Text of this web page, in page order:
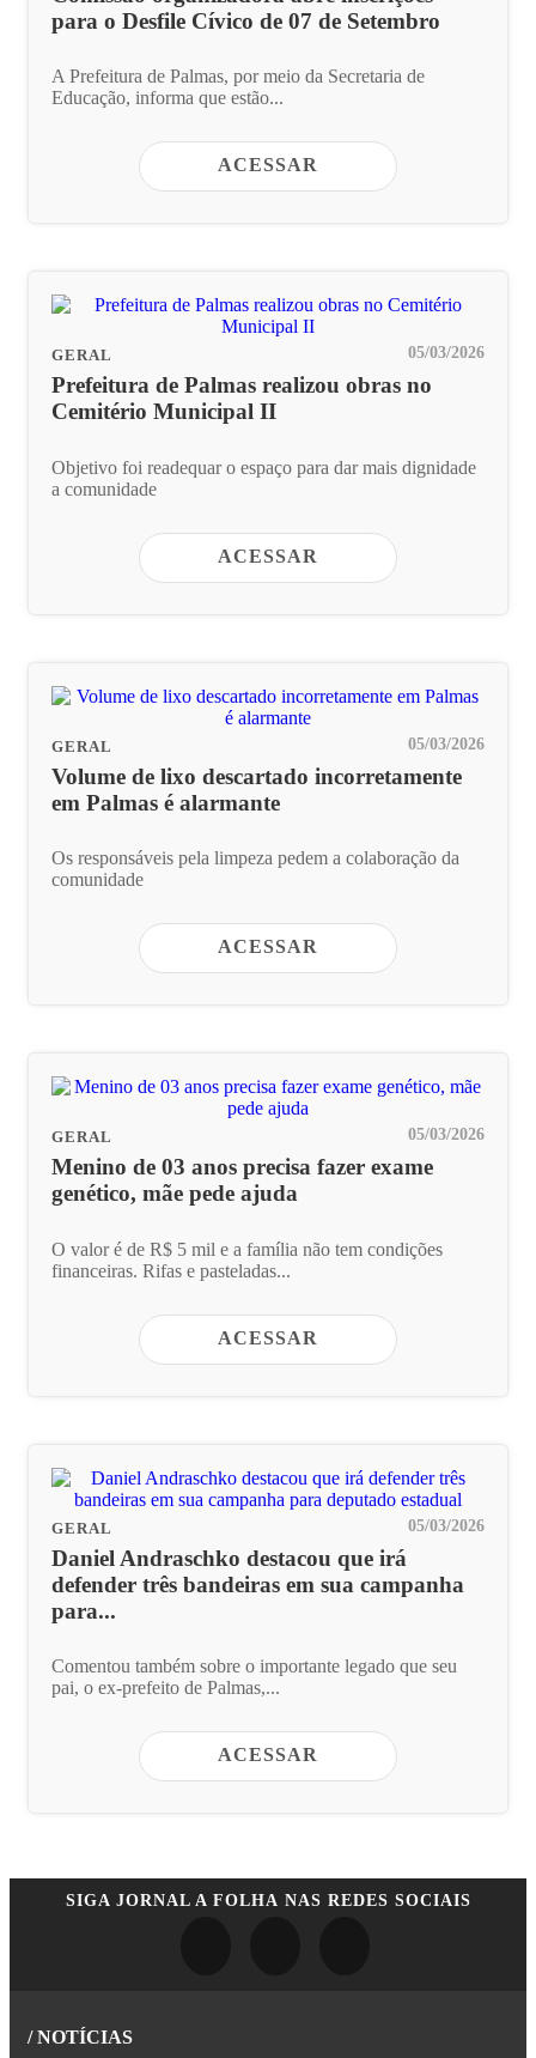
para o Desfile Cívico de 07 de Setembro
A Prefeitura de Palmas, por meio da Secretaria de
Educação, informa que estão...
ACESSAR
GERAL 05/03/2026
Prefeitura de Palmas realizou obras no
Cemitério Municipal II
Objetivo foi readequar o espaço para dar mais dignidade
a comunidade
ACESSAR
GERAL 05/03/2026
Volume de lixo descartado incorretamente
em Palmas é alarmante
Os responsáveis pela limpeza pedem a colaboração da
comunidade
ACESSAR
GERAL 05/03/2026
Menino de 03 anos precisa fazer exame
genético, mãe pede ajuda
O valor é de R$ 5 mil e a família não tem condições
financeiras. Rifas e pasteladas...
ACESSAR
GERAL 05/03/2026
Daniel Andraschko destacou que irá
defender três bandeiras em sua campanha
para...
Comentou também sobre o importante legado que seu
pai, o ex-prefeito de Palmas,...
ACESSAR
SIGA JORNAL A FOLHA NAS REDES SOCIAIS
/ NOTÍCIAS